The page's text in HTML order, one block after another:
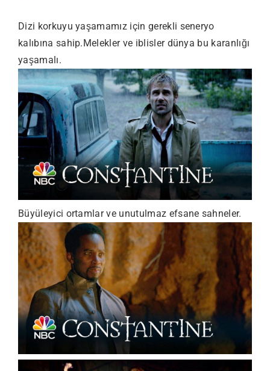
Dizi korkuyu yaşamamız için gerekli seneryo
kalıbına sahip.Melekler ve iblisler dünya bu karanlığı
yaşamalı.
Büyüleyici ortamlar ve unutulmaz efsane sahneler.